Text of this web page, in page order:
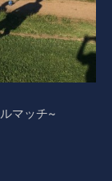
マッチ~